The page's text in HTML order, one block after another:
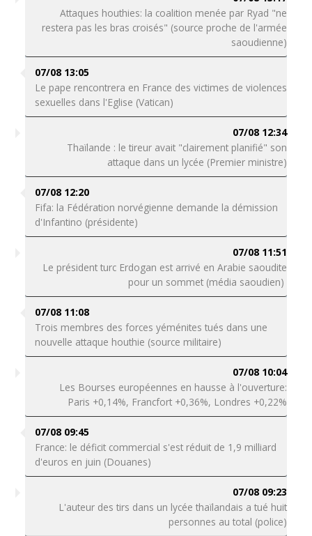
Attaques houthies: la coalition menée par Ryad "ne
restera pas les bras croisés" (source proche de l'armée
saoudienne)
07/08 13:05
Le pape rencontrera en France des victimes de violences
sexuelles dans l'Eglise (Vatican)
07/08 12:34
Thaïlande : le tireur avait "clairement planifié" son
attaque dans un lycée (Premier ministre)
07/08 12:20
Fifa: la Fédération norvégienne demande la démission
d'Infantino (présidente)
07/08 11:51
Le président turc Erdogan est arrivé en Arabie saoudite
pour un sommet (média saoudien)
07/08 11:08
Trois membres des forces yéménites tués dans une
nouvelle attaque houthie (source militaire)
07/08 10:04
Les Bourses européennes en hausse à l'ouverture:
Paris +0,14%, Francfort +0,36%, Londres +0,22%
07/08 09:45
France: le déficit commercial s'est réduit de 1,9 milliard
d'euros en juin (Douanes)
07/08 09:23
L'auteur des tirs dans un lycée thaïlandais a tué huit
personnes au total (police)